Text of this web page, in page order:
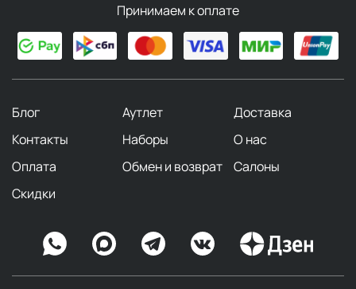
Принимаем к оплате
Блог Аутлет
Доставка
Контакты
Наборы
О нас
Оплата
Обмен и возврат
Салоны
Скидки